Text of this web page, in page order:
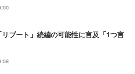
ブート」続編の可能性に言及「1つ言